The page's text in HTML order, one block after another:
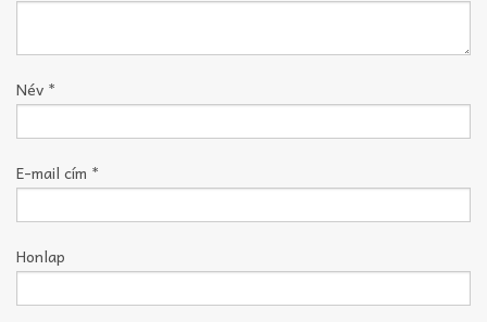
Név *
E-mail cím *
Honlap